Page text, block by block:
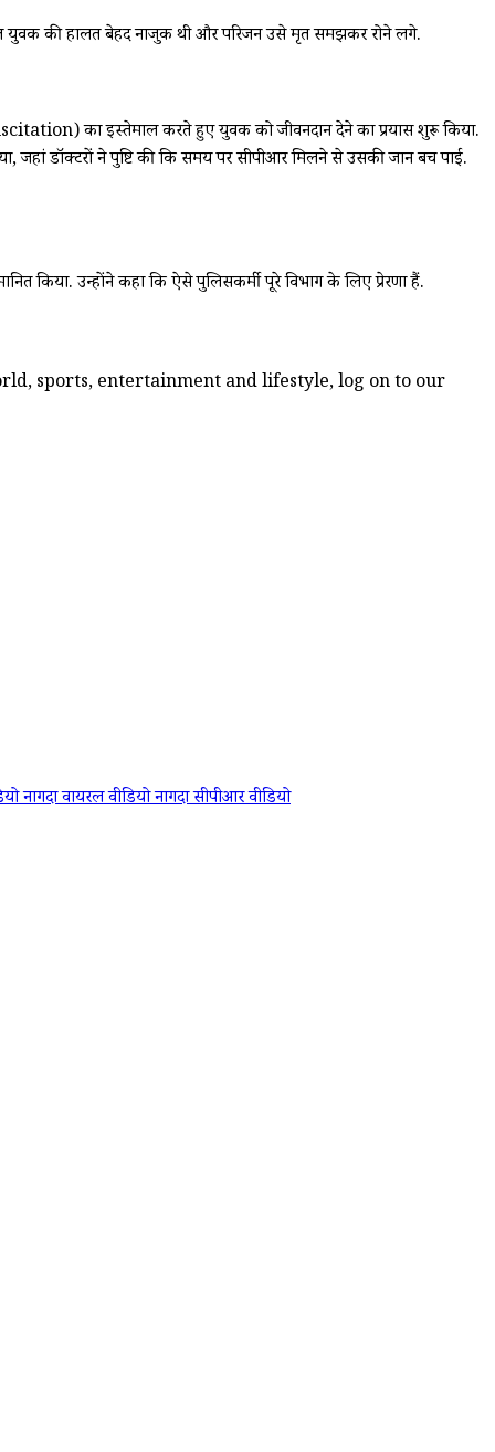
युवक की हालत बेहद नाजुक थी और परिजन उसे मृत समझकर रोने लगे.
का इस्तेमाल करते हुए युवक को जीवनदान देने का प्रयास शुरू किया.
डॉक्टरों ने पुष्टि की कि समय पर सीपीआर मिलने से उसकी जान बच पाई.
किया. उन्होंने कहा कि ऐसे पुलिसकर्मी पूरे विभाग के लिए प्रेरणा हैं.
sports, entertainment and lifestyle, log on to our
नागदा वायरल वीडियोनागदा सीपीआर वीडियो